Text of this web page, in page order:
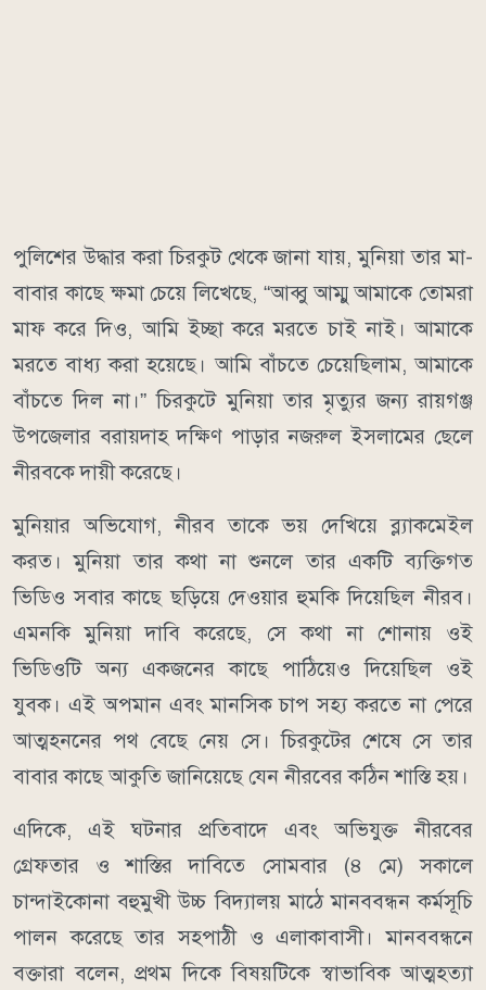
পুলিশের উদ্ধার করা চিরকুট থেকে জানা যায়, মুনিয়া তার মা-
বাবার কাছে ক্ষমা চেয়ে লিখেছে, “আব্বু আম্মু আমাকে তোমরা
মাফ করে দিও, আমি ইচ্ছা করে মরতে চাই নাই। আমাকে
মরতে বাধ্য করা হয়েছে। আমি বাঁচতে চেয়েছিলাম, আমাকে
বাঁচতে দিল না।” চিরকুটে মুনিয়া তার মৃত্যুর জন্য রায়গঞ্জ
উপজেলার বরায়দাহ দক্ষিণ পাড়ার নজরুল ইসলামের ছেলে
নীরবকে দায়ী করেছে।
মুনিয়ার অভিযোগ, নীরব তাকে ভয় দেখিয়ে ব্ল্যাকমেইল
করত। মুনিয়া তার কথা না শুনলে তার একটি ব্যক্তিগত
ভিডিও সবার কাছে ছড়িয়ে দেওয়ার হুমকি দিয়েছিল নীরব।
এমনকি মুনিয়া দাবি করেছে, সে কথা না শোনায় ওই
ভিডিওটি অন্য একজনের কাছে পাঠিয়েও দিয়েছিল ওই
যুবক। এই অপমান এবং মানসিক চাপ সহ্য করতে না পেরে
আত্মহননের পথ বেছে নেয় সে। চিরকুটের শেষে সে তার
বাবার কাছে আকুতি জানিয়েছে যেন নীরবের কঠিন শাস্তি হয়।
এদিকে, এই ঘটনার প্রতিবাদে এবং অভিযুক্ত নীরবের
গ্রেফতার ও শাস্তির দাবিতে সোমবার (৪ মে) সকালে
চান্দাইকোনা বহুমুখী উচ্চ বিদ্যালয় মাঠে মানববন্ধন কর্মসূচি
পালন করেছে তার সহপাঠী ও এলাকাবাসী। মানববন্ধনে
বক্তারা বলেন, প্রথম দিকে বিষয়টিকে স্বাভাবিক আত্মহত্যা